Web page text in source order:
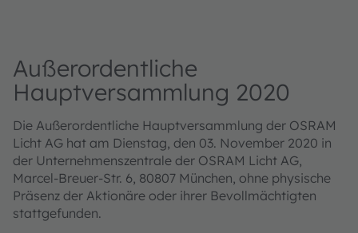
Außerordentliche
Hauptversammlung 2020
Die Außerordentliche Hauptversammlung der OSRAM
Licht AG hat am Dienstag, den 03. November 2020 in
der Unternehmenszentrale der OSRAM Licht AG,
Marcel-Breuer-Str. 6, 80807 München, ohne physische
Präsenz der Aktionäre oder ihrer Bevollmächtigten
stattgefunden.